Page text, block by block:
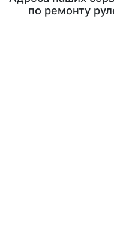
по ремонту